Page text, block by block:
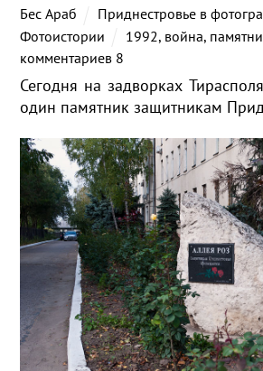
Бес Араб Приднестровье в
Фотоистории
1992, война,
комментариев 8
Сегодня на задворках
один памятник защитникам